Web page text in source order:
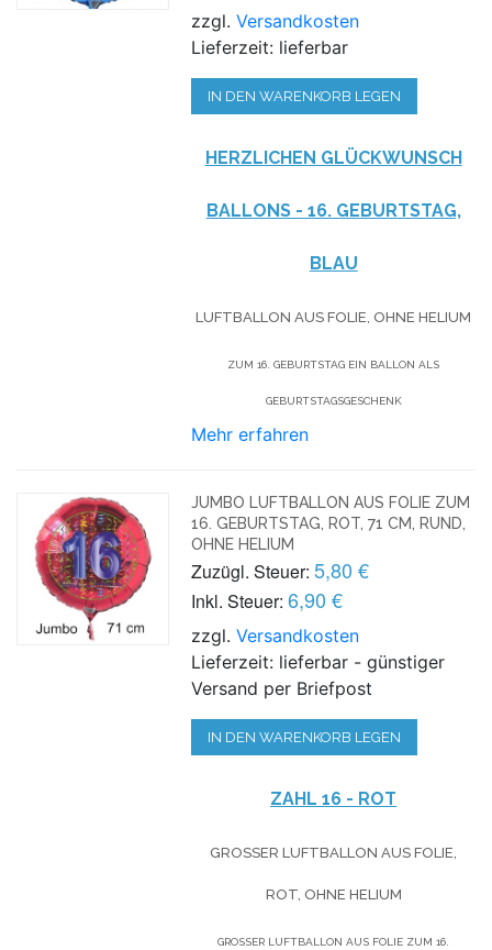
zzgl.Versandkosten
Lieferzeit: lieferbar
IN DEN WARENKORB LEGEN
HERZLICHEN GLÜCKWUNSCH
BALLONS - 16. GEBURTSTAG,
BLAU
LUFTBALLON AUS FOLIE, OHNE HELIUM
ZUM 16. GEBURTSTAG EIN BALLON ALS
GEBURTSTAGSGESCHENK
Mehr erfahren
JUMBO LUFTBALLON AUS FOLIE ZUM
16. GEBURTSTAG, ROT, 71 CM, RUND,
OHNE HELIUM
Zuzügl. Steuer: 5,80 €
Inkl. Steuer: 6,90 €
zzgl.Versandkosten
Lieferzeit: lieferbar - günstiger
Versand per Briefpost
IN DEN WARENKORB LEGEN
ZAHL 16 - ROT
GROSSER LUFTBALLON AUS FOLIE, R
OT, OHNE HELIUM
GROSSER LUFTBALLON AUS FOLIE ZUM 16. G